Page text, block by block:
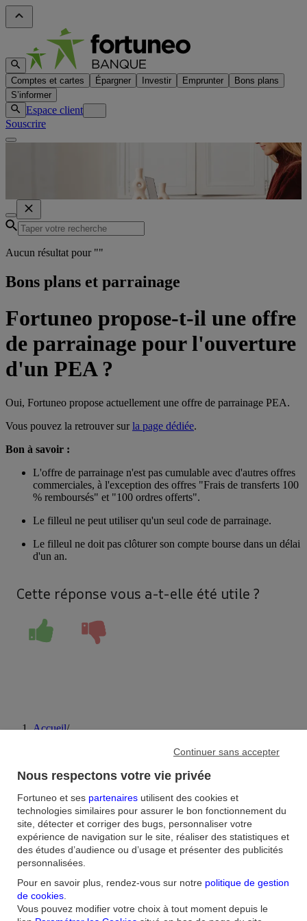
Comptes et cartes Épargner Investir Emprunter
Bons plans
S’informer
Espace client
Souscrire
Aucun résultat pour ""
Bons plans et parrainage
Fortuneo propose-t-il une offre
de parrainage pour l'ouverture
d'un PEA ?
Oui, Fortuneo propose actuellement une offre de parrainage PEA.
Vous pouvez la retrouver surla page dédiée.
Bon à savoir :
L'offre de parrainage n'est pas cumulable avec d'autres offres
commerciales, à l'exception des offres "Frais de transferts 100
% remboursés" et "100 ordres offerts".
Le filleul ne peut utiliser qu'un seul code de parrainage.
Le filleul ne doit pas clôturer son compte bourse dans un délai
d'un an.
Cette réponse vous a-t-elle été utile ?
Accueil/
d'un PEA ?
Aide et contact
FAQNous contacter / RéclamationsFormulaires Accessibilité : non
conformeSécuritéPlan du site
Nous connaitre
Qui sommes-nous ?Banque la moins chère Nos récompensesNos
Nous respectons votre vie privée
Fortuneo et ses partenaires utilisent des cookies et
technologies similaires pour assurer le bon fonctionnement du
site, détecter et corriger des bugs, personnaliser votre
expérience de navigation sur le site, réaliser des statistiques et
des études d’audience ou d’usage et présenter des publicités
personnalisées.
Pour en savoir plus, rendez-vous sur notre politique de gestion
de cookies
Vous pouvez modifier votre choix à tout moment depuis le
Continuer sans accepter